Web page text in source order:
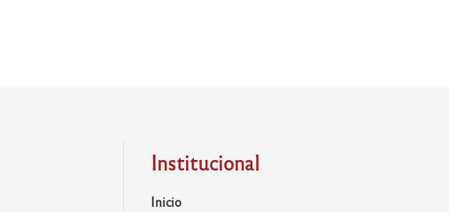
Institucional
Inicio